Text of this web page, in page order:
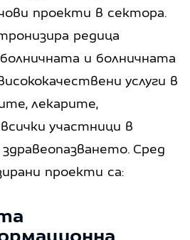
проекти в сектора.
редица
и болничната
услуги в
лекарите,
участници в
Сред
проекти са: